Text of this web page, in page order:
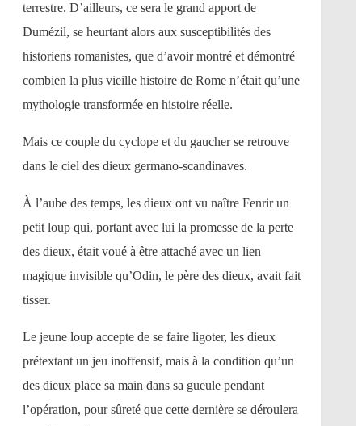
terrestre. D’ailleurs, ce sera le grand apport de
Dumézil, se heurtant alors aux susceptibilités des
historiens romanistes, que d’avoir montré et démontré
combien la plus vieille histoire de Rome n’était qu’une
mythologie transformée en histoire réelle.
Mais ce couple du cyclope et du gaucher se retrouve
dans le ciel des dieux germano-scandinaves.
À l’aube des temps, les dieux ont vu naître Fenrir un
petit loup qui, portant avec lui la promesse de la perte
des dieux, était voué à être attaché avec un lien
magique invisible qu’Odin, le père des dieux, avait fait
tisser.
Le jeune loup accepte de se faire ligoter, les dieux
prétextant un jeu inoffensif, mais à la condition qu’un
des dieux place sa main dans sa gueule pendant
l’opération, pour sûreté que cette dernière se déroulera